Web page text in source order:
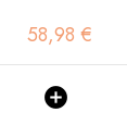
58,98 €